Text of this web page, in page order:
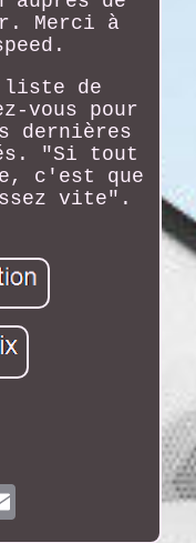
Merci à
liste de
vous pour
dernières
"Si tout
c'est que
vite".
Email